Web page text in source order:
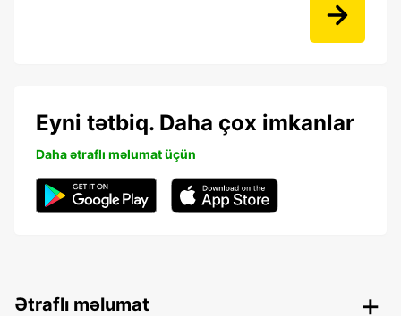
Eyni tətbiq. Daha çox imkanlar
Daha ətraflı məlumat üçün
Ətraflı məlumat